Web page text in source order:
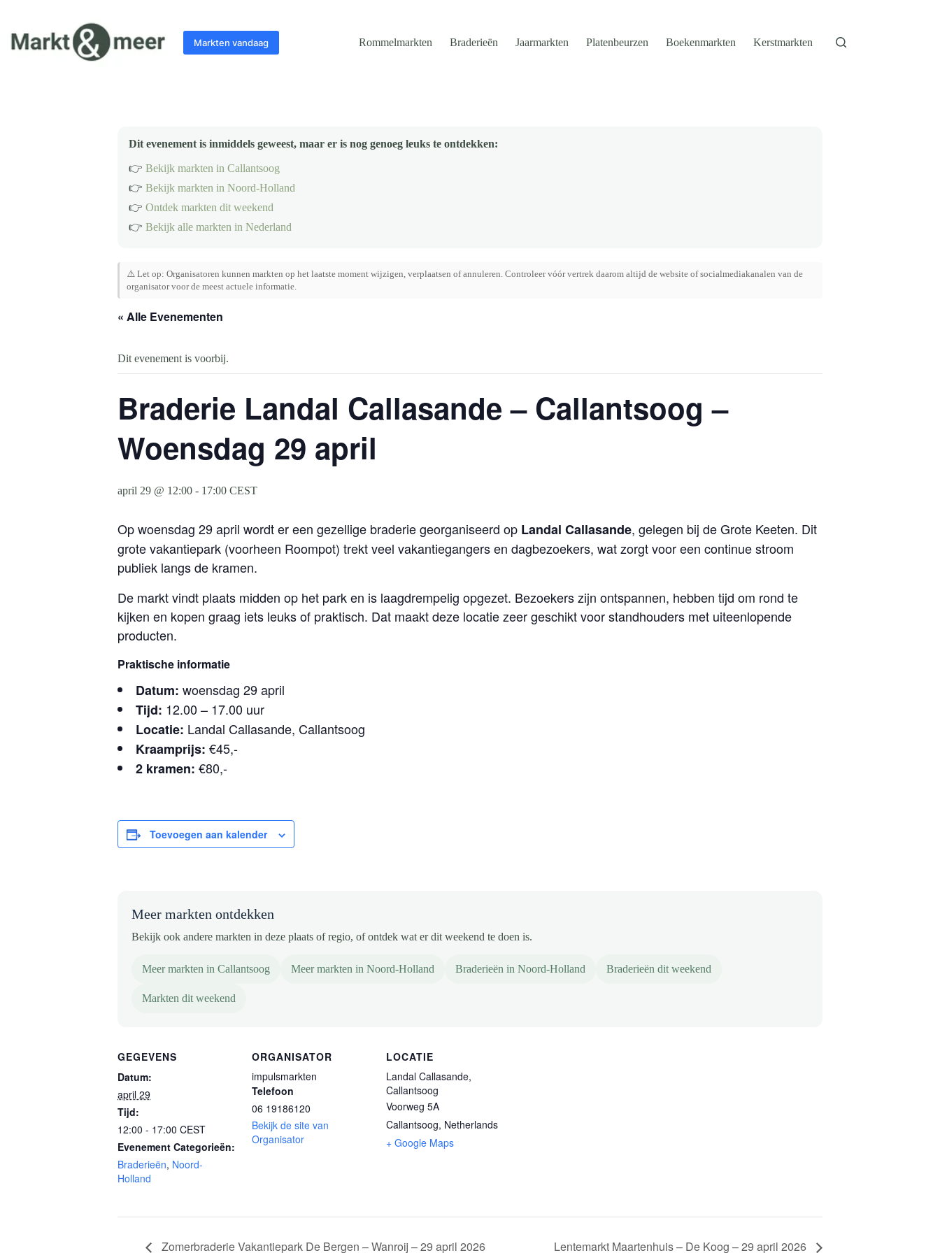
inhoud
Markten vandaag Rommelmarkten Braderieën Jaarmarkten Platenbeurzen Boekenmarkten Kerstmarkten
Dit evenement is inmiddels geweest, maar er is nog genoeg leuks te ontdekken:
👉 Bekijk markten in Callantsoog
👉 Bekijk markten in Noord-Holland
👉 Ontdek markten dit weekend
👉 Bekijk alle markten in Nederland
⚠️ Let op: Organisatoren kunnen markten op het laatste moment wijzigen, verplaatsen of annuleren. Controleer vóór vertrek daarom altijd de website of socialmediakanalen van de
organisator voor de meest actuele informatie.
« Alle Evenementen
Dit evenement is voorbij.
Braderie Landal Callasande – Callantsoog –
Woensdag 29 april
april 29 @ 12:00 - 17:00 CEST
Op woensdag 29 april wordt er een gezellige braderie georganiseerd op Landal Callasande, gelegen bij de Grote Keeten. Dit
grote vakantiepark (voorheen Roompot) trekt veel vakantiegangers en dagbezoekers, wat zorgt voor een continue stroom
publiek langs de kramen.
De markt vindt plaats midden op het park en is laagdrempelig opgezet. Bezoekers zijn ontspannen, hebben tijd om rond te
kijken en kopen graag iets leuks of praktisch. Dat maakt deze locatie zeer geschikt voor standhouders met uiteenlopende
producten.
Praktische informatie
Datum: woensdag 29 april
Tijd: 12.00 – 17.00 uur
Locatie: Landal Callasande, Callantsoog
Kraamprijs: €45,-
2 kramen: €80,-
Toevoegen aan kalender
Meer markten ontdekken
Bekijk ook andere markten in deze plaats of regio, of ontdek wat er dit weekend te doen is.
Meer markten in Callantsoog Meer markten in Noord-Holland Braderieën in Noord-Holland Braderieën dit weekend
Markten dit weekend
GEGEVENS
Datum:
april 29
Tijd:
12:00 - 17:00 CEST
Evenement Categorieën:
Braderieën, Noord-
Holland
ORGANISATOR
impulsmarkten
Telefoon
06 19186120
Bekijk de site van
Organisator
LOCATIE
Landal Callasande,
Callantsoog
Voorweg 5A
Callantsoog, Netherlands
+ Google Maps
Zomerbraderie Vakantiepark De Bergen – Wanroij – 29 april 2026 Lentemarkt Maartenhuis – De Koog – 29 april 2026